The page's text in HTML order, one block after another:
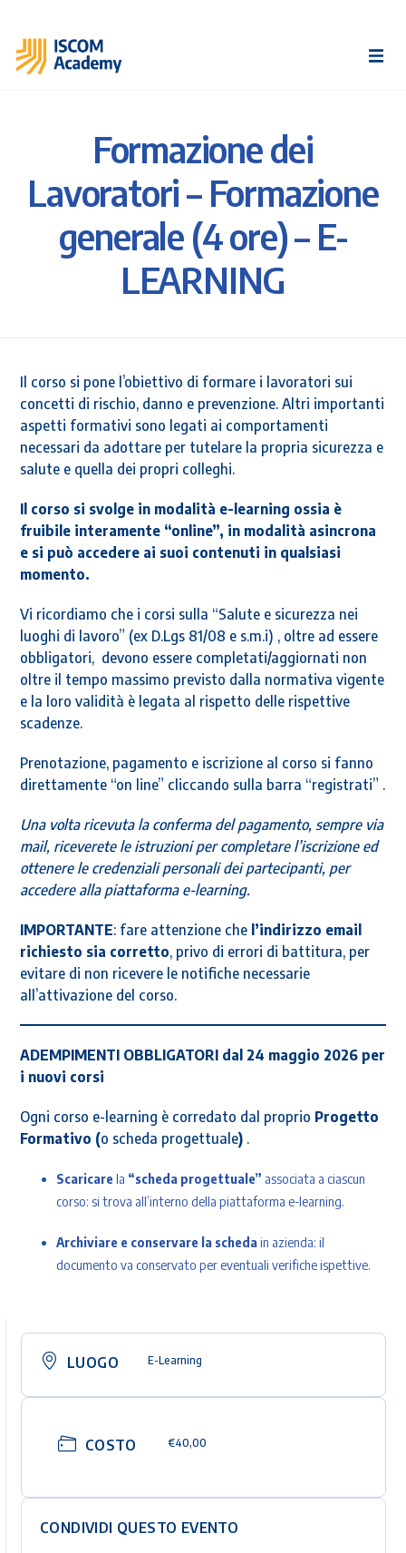
Formazione dei
Lavoratori – Formazione
generale (4 ore) – E-
LEARNING
Il corso si pone l’obiettivo di formare i lavoratori sui
concetti di rischio, danno e prevenzione. Altri importanti
aspetti formativi sono legati ai comportamenti
necessari da adottare per tutelare la propria sicurezza e
salute e quella dei propri colleghi.
Il corso si svolge in modalità e-learning ossia è
fruibile interamente “online”, in modalità asincrona
e si può accedere ai suoi contenuti in qualsiasi
momento.
Vi ricordiamo che i corsi sulla “Salute e sicurezza nei
luoghi di lavoro” (ex D.Lgs 81/08 e s.m.i) , oltre ad essere
obbligatori, devono essere completati/aggiornati non
oltre il tempo massimo previsto dalla normativa vigente
e la loro validità è legata al rispetto delle rispettive
scadenze.
Prenotazione, pagamento e iscrizione al corso si fanno
direttamente “on line” cliccando sulla barra “registrati” .
Una volta ricevuta la conferma del pagamento, sempre via
mail, riceverete le istruzioni per completare l’iscrizione ed
ottenere le credenziali personali dei partecipanti, per
accedere alla piattaforma e-learning.
IMPORTANTE: fare attenzione che l’indirizzo email
richiesto sia corretto, privo di errori di battitura, per
evitare di non ricevere le notifiche necessarie
all’attivazione del corso.
ADEMPIMENTI OBBLIGATORI dal 24 maggio 2026 per
i nuovi corsi
Ogni corso e-learning è corredato dal proprio Progetto
Formativo (o scheda progettuale) .
Scaricarela “scheda progettuale” associata a ciascun
corso: si trova all’interno della piattaforma e-learning.
Archiviare e conservare la schedain azienda: il
documento va conservato per eventuali verifiche ispettive.
LUOGO E-Learning
COSTO €40,00
CONDIVIDI QUESTO EVENTO